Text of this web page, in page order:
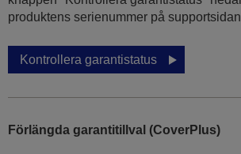
produktens serienummer på
Kontrollera garantistatus
Förlängda garantitillval (CoverPlus)